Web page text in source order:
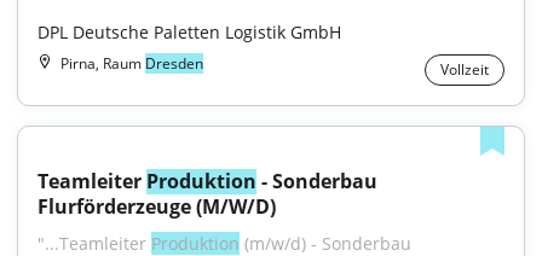
DPL Deutsche Paletten Logistik GmbH
Pirna, Raum Dresden Vollzeit
Teamleiter Produktion - Sonderbau
Flurförderzeuge (M/W/D)
"...Teamleiter Produktion (m/w/d) - Sonderbau